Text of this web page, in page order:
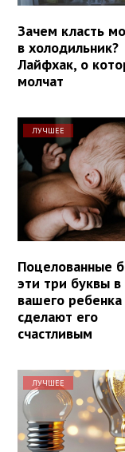
Зачем класть
в холодильник?
Лайфхак, о
молчат
ЛУЧШЕЕ
Поцелованные
эти три буквы
вашего ребенка
сделают его
счастливым
ЛУЧШЕЕ